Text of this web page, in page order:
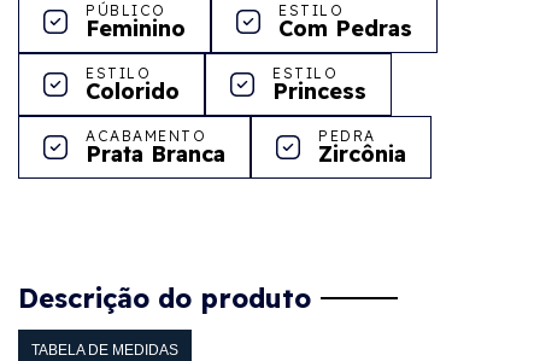
PÚBLICO
Feminino
ESTILO
Com Pedras
ESTILO
Colorido
ESTILO
Princess
ACABAMENTO
Prata Branca
PEDRA
Zircônia
Descrição do produto
TABELA DE MEDIDAS